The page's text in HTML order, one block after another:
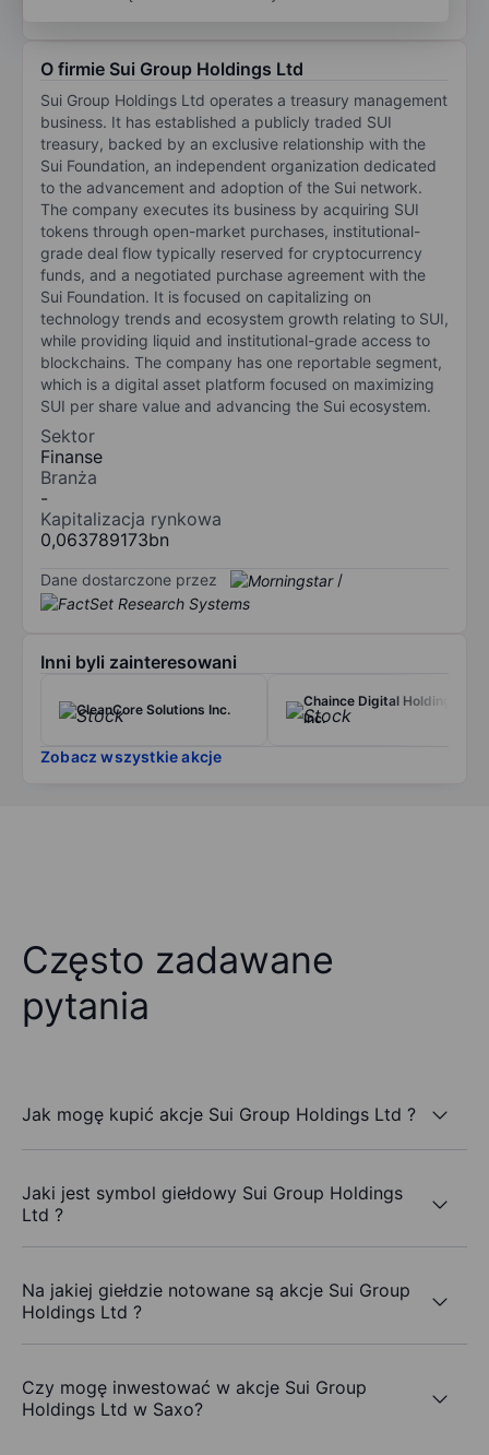
O firmie Sui Group Holdings Ltd
Sui Group Holdings Ltd operates a treasury management
business. It has established a publicly traded SUI
treasury, backed by an exclusive relationship with the
Sui Foundation, an independent organization dedicated
to the advancement and adoption of the Sui network.
The company executes its business by acquiring SUI
tokens through open-market purchases, institutional-
grade deal flow typically reserved for cryptocurrency
funds, and a negotiated purchase agreement with the
Sui Foundation. It is focused on capitalizing on
technology trends and ecosystem growth relating to SUI,
while providing liquid and institutional-grade access to
blockchains. The company has one reportable segment,
which is a digital asset platform focused on maximizing
SUI per share value and advancing the Sui ecosystem.
Sektor
Finanse
Branża
-
Kapitalizacja rynkowa
0,063789173bn
Dane dostarczone przez /
Inni byli zainteresowani
CleanCore Solutions Inc.
Chaince Digital Holdings
Inc.
Zobacz wszystkie akcje
Często zadawane
pytania
Jak mogę kupić akcje Sui Group Holdings Ltd ?
Jaki jest symbol giełdowy Sui Group Holdings
Ltd ?
Na jakiej giełdzie notowane są akcje Sui Group
Holdings Ltd ?
Czy mogę inwestować w akcje Sui Group
Holdings Ltd w Saxo?